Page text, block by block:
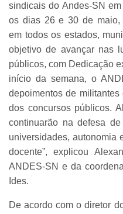
sindicais do Andes-SN
os dias 26 e 30 de maio,
em todos os estados,
objetivo de avançar nas
públicos, com Dedicação
início da semana, o
depoimentos de
dos concursos públicos.
continuarão na defesa
universidades, autonomia
docente”, explicou
ANDES-SN e da
Ides.
De acordo com o diretor